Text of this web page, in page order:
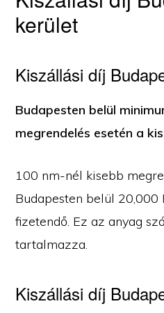
kerület
Kiszállási díj
Budapesten belül
megrendelés esetén a
100 nm-nél kisebb
Budapesten belül 20,000
fizetendő. Ez az anyag
tartalmazza.
Kiszállási díj